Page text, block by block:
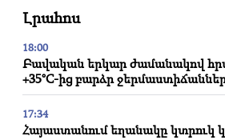
Լրահոս
18:00
Բավական երկար ժամանակով
+35°C-ից բարձր
17:34
Հայաստանում եղանակը կտրուկ